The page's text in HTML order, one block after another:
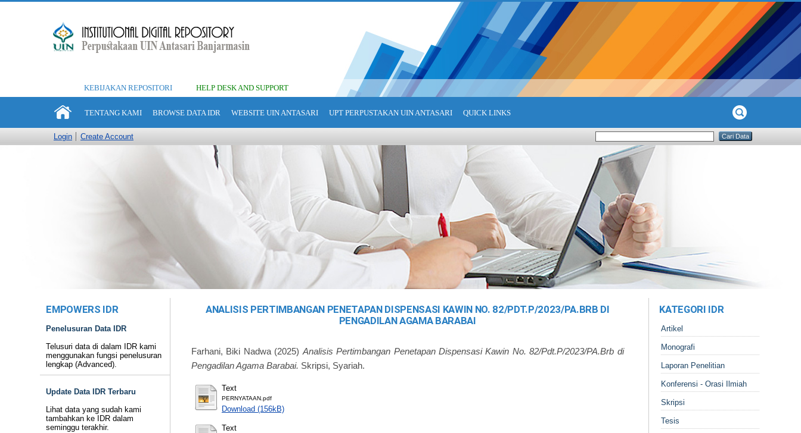
KEBIJAKAN REPOSITORI HELP DESK AND SUPPORT
TENTANG KAMI BROWSE DATA IDR WEBSITE UIN ANTASARI UPT PERPUSTAKAN UIN ANTASARI QUICK LINKS
Login Create Account
EMPOWERS IDR
Penelusuran Data IDR
Telusuri data di dalam IDR kami
menggunakan fungsi penelusuran
lengkap (Advanced).
Update Data IDR Terbaru
Lihat data yang sudah kami
tambahkan ke IDR dalam
seminggu terakhir.
ANALISIS PERTIMBANGAN PENETAPAN DISPENSASI KAWIN NO. 82/PDT.P/2023/PA.BRB DI
PENGADILAN AGAMA BARABAI
Farhani, Biki Nadwa(2025) Analisis Pertimbangan Penetapan Dispensasi Kawin No. 82/Pdt.P/2023/PA.Brb di
Pengadilan Agama Barabai. Skripsi, Syariah.
Text
PERNYATAAN.pdf
Download (156kB)
Text
KATEGORI IDR
Artikel
Monografi
Laporan Penelitian
Konferensi - Orasi Ilmiah
Skripsi
Tesis